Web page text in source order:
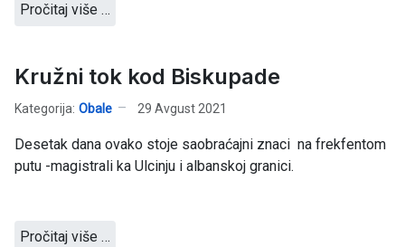
Pročitaj više …
Kružni tok kod Biskupade
Kategorija: Obale 29 Avgust 2021
Desetak dana ovako stoje saobraćajni znaci na frekfentom
putu -magistrali ka Ulcinju i albanskoj granici.
Pročitaj više …